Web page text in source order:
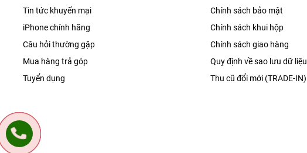
Tin tức khuyến mại
iPhone chính hãng
Câu hỏi thường gặp
Mua hàng trả góp
Tuyển dụng
Chính sách bảo mật
Chính sách khui hộp
Chính sách giao hàng
Quy định về sao lưu dữ liệu
Thu cũ đổi mới (TRADE-IN)